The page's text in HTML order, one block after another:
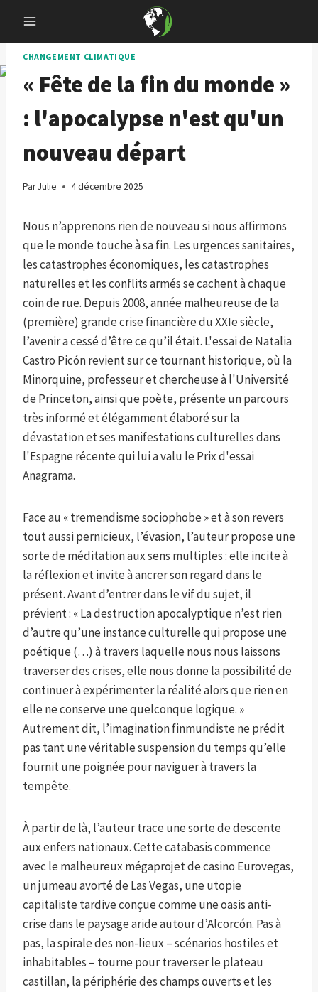
content
CHANGEMENT CLIMATIQUE
« Fête de la fin du monde »
: l'apocalypse n'est qu'un
nouveau départ
ParJulie 4 décembre 2025
Nous n’apprenons rien de nouveau si nous affirmons
que le monde touche à sa fin. Les urgences sanitaires,
les catastrophes économiques, les catastrophes
naturelles et les conflits armés se cachent à chaque
coin de rue. Depuis 2008, année malheureuse de la
(première) grande crise financière du XXIe siècle,
l’avenir a cessé d’être ce qu’il était. L'essai de Natalia
Castro Picón revient sur ce tournant historique, où la
Minorquine, professeur et chercheuse à l'Université
de Princeton, ainsi que poète, présente un parcours
très informé et élégamment élaboré sur la
dévastation et ses manifestations culturelles dans
l'Espagne récente qui lui a valu le Prix d'essai
Anagrama.
Face au « tremendisme sociophobe » et à son revers
tout aussi pernicieux, l’évasion, l’auteur propose une
sorte de méditation aux sens multiples : elle incite à
la réflexion et invite à ancrer son regard dans le
présent. Avant d’entrer dans le vif du sujet, il
prévient : « La destruction apocalyptique n’est rien
d’autre qu’une instance culturelle qui propose une
poétique (…) à travers laquelle nous nous laissons
traverser des crises, elle nous donne la possibilité de
continuer à expérimenter la réalité alors que rien en
elle ne conserve une quelconque logique. »
Autrement dit, l’imagination finmundiste ne prédit
pas tant une véritable suspension du temps qu’elle
fournit une poignée pour naviguer à travers la
tempête.
À partir de là, l’auteur trace une sorte de descente
aux enfers nationaux. Cette catabasis commence
avec le malheureux mégaprojet de casino Eurovegas,
un jumeau avorté de Las Vegas, une utopie
capitaliste tardive conçue comme une oasis anti-
crise dans le paysage aride autour d’Alcorcón. Pas à
pas, la spirale des non-lieux – scénarios hostiles et
inhabitables – tourne pour traverser le plateau
castillan, la périphérie des champs ouverts et les